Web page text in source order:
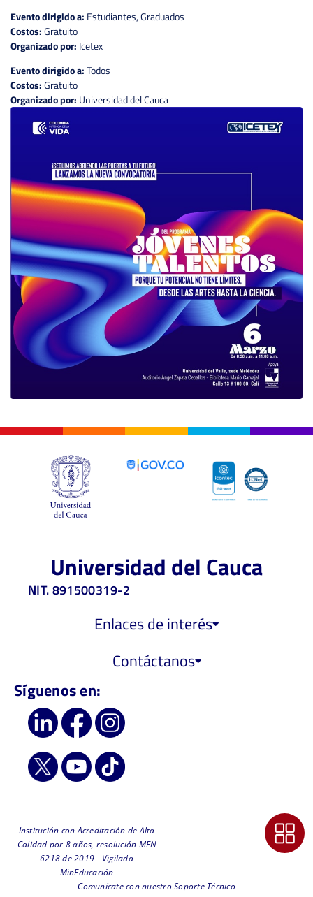
Evento dirigido a: Estudiantes, Graduados
Costos:Gratuito
Organizado por: Icetex
Evento dirigido a:Todos
Costos:Gratuito
Organizado por: Universidad del Cauca
Universidad del Cauca
NIT. 891500319-2
Enlaces de interés
Contáctanos
Síguenos en:
Institución con Acreditación de Alta
Calidad por 8 años, resolución MEN
6218 de 2019 - Vigilada
MinEducación
Comunícate con nuestro Soporte Técnico